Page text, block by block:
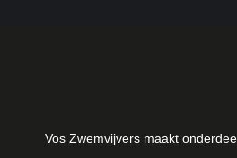
Vos Zwemvijvers maakt